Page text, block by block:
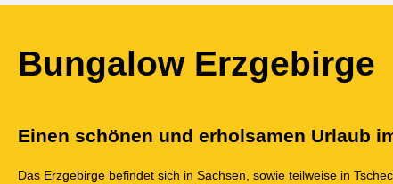
Bungalow Erzgebirge
Einen schönen und erholsamen Urlaub
Das Erzgebirge befindet sich in Sachsen, sowie teilweise in